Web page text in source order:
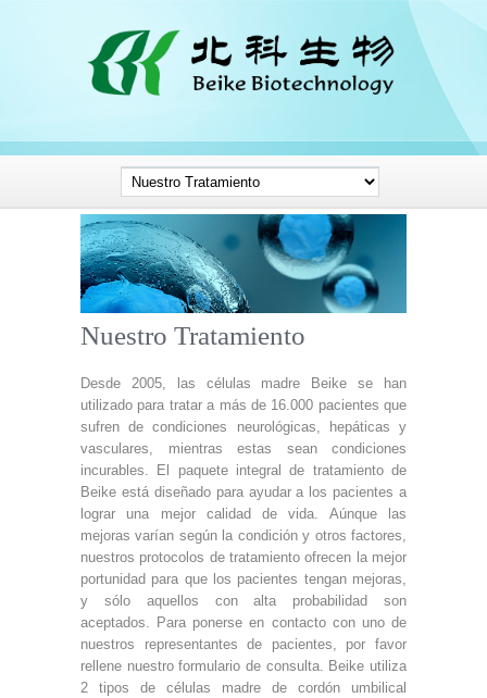
Nuestro Tratamiento
Desde 2005, las células madre Beike se han
utilizado para tratar a más de 16.000 pacientes que
sufren de condiciones neurológicas, hepáticas y
vasculares, mientras estas sean condiciones
incurables. El paquete integral de tratamiento de
Beike está diseñado para ayudar a los pacientes a
lograr una mejor calidad de vida. Aúnque las
mejoras varían según la condición y otros factores,
nuestros protocolos de tratamiento ofrecen la mejor
portunidad para que los pacientes tengan mejoras,
y sólo aquellos con alta probabilidad son
aceptados. Para ponerse en contacto con uno de
nuestros representantes de pacientes, por favor
rellene nuestro formulario de consulta. Beike utiliza
2 tipos de células madre de cordón umbilical